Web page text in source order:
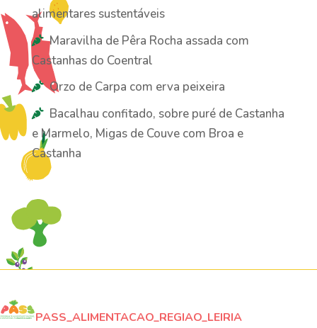
alimentares sustentáveis
Maravilha de Pêra Rocha assada com
Castanhas do Coentral
Orzo de Carpa com erva peixeira
Bacalhau confitado, sobre puré de Castanha
e Marmelo, Migas de Couve com Broa e
Castanha
PASS_ALIMENTACAO_REGIAO_LEIRIA